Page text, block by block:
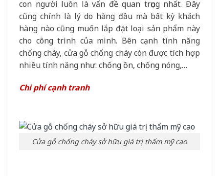
con người luôn là vấn đề quan trọng nhất. Đây
cũng chính là lý do hàng đầu mà bất kỳ khách
hàng nào cũng muốn lắp đặt loại sản phẩm này
cho công trình của mình. Bên cạnh tính năng
chống cháy, cửa gỗ chống cháy còn được tích hợp
nhiều tính năng như: chống ồn, chống nóng,…
Chi phí cạnh tranh
Cửa gỗ chống cháy sở hữu giá trị thẩm mỹ cao